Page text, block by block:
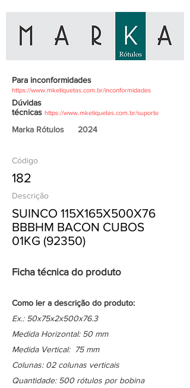
Para inconformidades
https://www.mketiquetas.com.br/inconformidades
Dúvidas
técnicas https://www.mketiquetas.com.br/suporte
Marka Rótulos 2024
Código
182
Descrição
SUINCO 115X165X500X76
BBBHM BACON CUBOS
01KG (92350)
Ficha técnica do produto
Como ler a descrição do produto:
Ex.: 50x75x2x500x76.3
Medida Horizontal: 50 mm
Medida Vertical: 75 mm
Colunas: 02 colunas verticais
Quantidade: 500 rótulos por bobina